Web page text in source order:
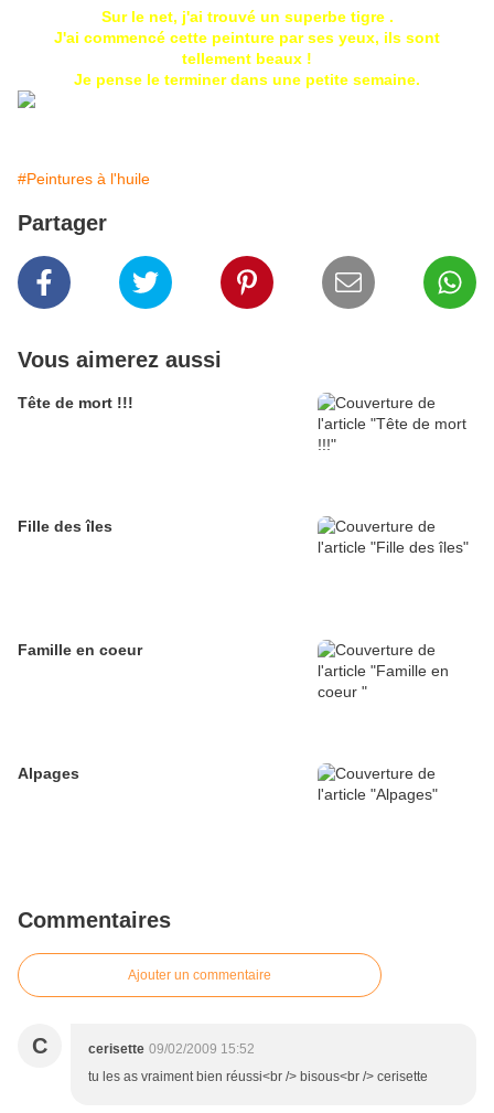
Sur le net, j'ai trouvé un superbe tigre .
J'ai commencé cette peinture par ses yeux, ils sont
tellement beaux !
Je pense le terminer dans une petite semaine.
#Peintures à l'huile
Partager
Vous aimerez aussi
Tête de mort !!!
Fille des îles
Famille en coeur
Alpages
Commentaires
Ajouter un commentaire
C cerisette 09/02/2009 15:52
tu les as vraiment bien réussi<br /> bisous<br /> cerisette